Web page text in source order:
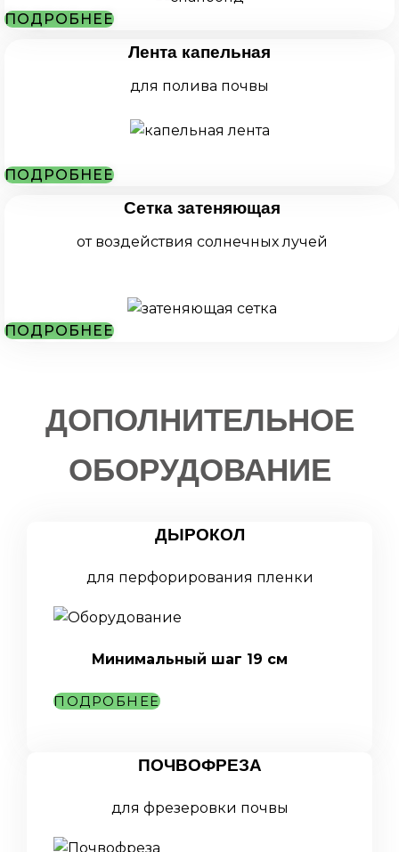
ПОДРОБНЕЕ
Лента капельная
для полива почвы
ПОДРОБНЕЕ
Сетка затеняющая
от воздействия солнечных лучей
ПОДРОБНЕЕ
ДОПОЛНИТЕЛЬНОЕ
ОБОРУДОВАНИЕ
ДЫРОКОЛ
для перфорирования пленки
Минимальный шаг 19 см
ПОДРОБНЕЕ
ПОЧВОФРЕЗА
для фрезеровки почвы